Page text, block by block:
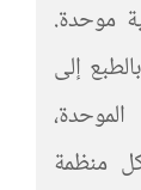
موحدة.
إلى
منظمة